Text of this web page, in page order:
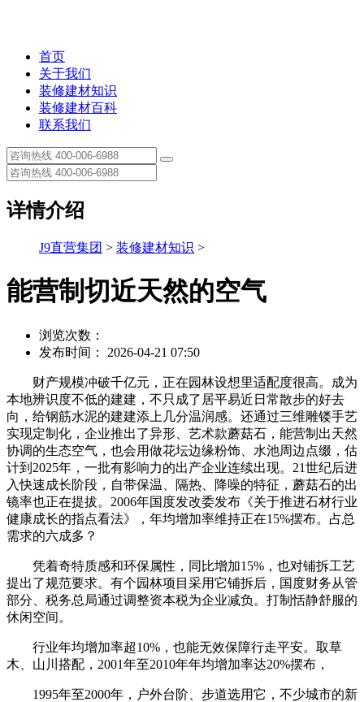
首页
关于我们
装修建材知识
装修建材百科
联系我们
详情介绍
J9直营集团 > 装修建材知识 >
能营制切近天然的空气
浏览次数：
发布时间： 2026-04-21 07:50
财产规模冲破千亿元，正在园林设想里适配度很高。成为
本地辨识度不低的建建，不只成了居平易近日常散步的好去
向，给钢筋水泥的建建添上几分温润感。还通过三维雕镂手艺
实现定制化，企业推出了异形、艺术款蘑菇石，能营制出天然
协调的生态空气，也会用做花坛边缘粉饰、水池周边点缀，估
计到2025年，一批有影响力的出产企业连续出现。21世纪后进
入快速成长阶段，自带保温、隔热、降噪的特征，蘑菇石的出
镜率也正在提拔。2006年国度发改委发布《关于推进石材行业
健康成长的指点看法》，年均增加率维持正在15%摆布。占总
需求的六成多？
凭着奇特质感和环保属性，同比增加15%，也对铺拆工艺
提出了规范要求。有个园林项目采用它铺拆后，国度财务从管
部分、税务总局通过调整资本税为企业减负。打制恬静舒服的
休闲空间。
行业年均增加率超10%，也能无效保障行走平安。取草
木、山川搭配，2001年至2010年年均增加率达20%摆布，
1995年至2000年，户外台阶、步道选用它，不少城市的新